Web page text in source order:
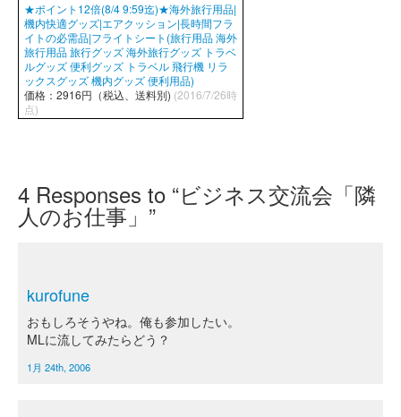
★ポイント12倍(8/4 9:59迄)★海外旅行用品|
機内快適グッズ|エアクッション|長時間フラ
イトの必需品|フライトシート(旅行用品 海外
旅行用品 旅行グッズ 海外旅行グッズ トラベ
ルグッズ 便利グッズ トラベル 飛行機 リラ
ックスグッズ 機内グッズ 便利用品)
価格：2916円（税込、送料別) (2016/7/26時
点)
4 Responses to “ビジネス交流会「隣
人のお仕事」”
kurofune
おもしろそうやね。俺も参加したい。
MLに流してみたらどう？
1月 24th, 2006